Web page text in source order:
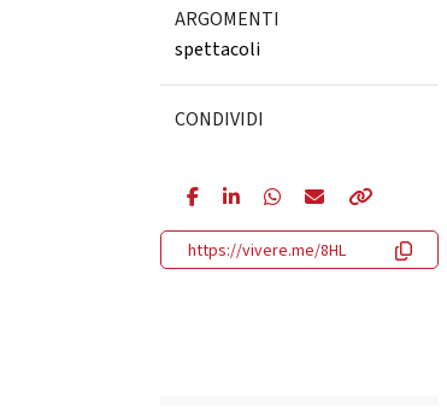
ARGOMENTI
spettacoli
CONDIVIDI
https://vivere.me/8HL